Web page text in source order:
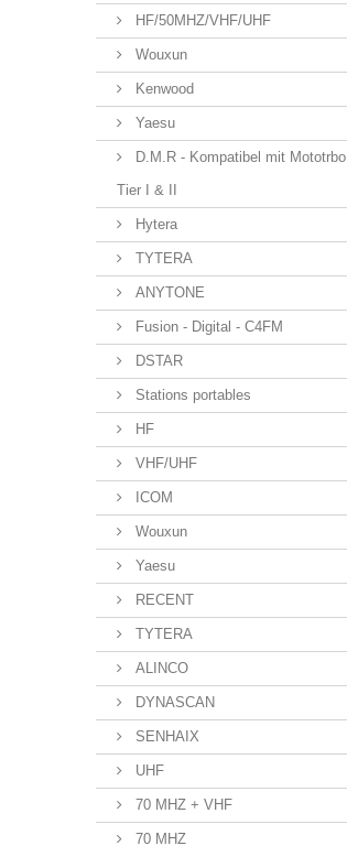
HF/50MHZ/VHF/UHF
Wouxun
Kenwood
Yaesu
D.M.R - Kompatibel mit Mototrbo
Tier I & II
Hytera
TYTERA
ANYTONE
Fusion - Digital - C4FM
DSTAR
Stations portables
HF
VHF/UHF
ICOM
Wouxun
Yaesu
RECENT
TYTERA
ALINCO
DYNASCAN
SENHAIX
UHF
70 MHZ + VHF
70 MHZ